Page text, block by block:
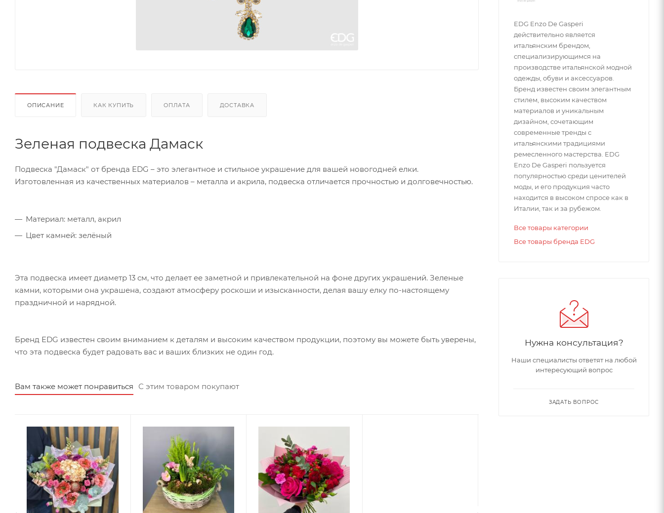
ОПИСАНИЕ КАК КУПИТЬ ОПЛАТА ДОСТАВКА
Зеленая подвеска Дамаск
Подвеска "Дамаск" от бренда EDG – это элегантное и стильное украшение для вашей новогодней елки.
Изготовленная из качественных материалов – металла и акрила, подвеска отличается прочностью и долговечностью.
Материал: металл, акрил
Цвет камней: зелёный
Эта подвеска имеет диаметр 13 см, что делает ее заметной и привлекательной на фоне других украшений. Зеленые
камни, которыми она украшена, создают атмосферу роскоши и изысканности, делая вашу елку по-настоящему
праздничной и нарядной.
Бренд EDG известен своим вниманием к деталям и высоким качеством продукции, поэтому вы можете быть уверены,
что эта подвеска будет радовать вас и ваших близких не один год.
Вам также может понравиться С этим товаром покупают
EDG Enzo De Gasperi
действительно является
итальянским брендом,
специализирующимся на
производстве итальянской модной
одежды, обуви и аксессуаров.
Бренд известен своим элегантным
стилем, высоким качеством
материалов и уникальным
дизайном, сочетающим
современные тренды с
итальянскими традициями
ремесленного мастерства. EDG
Enzo De Gasperi пользуется
популярностью среди ценителей
моды, и его продукция часто
находится в высоком спросе как в
Италии, так и за рубежом.
Все товары категории
Все товары бренда EDG
Нужна консультация?
Наши специалисты ответят на любой
интересующий вопрос
ЗАДАТЬ ВОПРОС